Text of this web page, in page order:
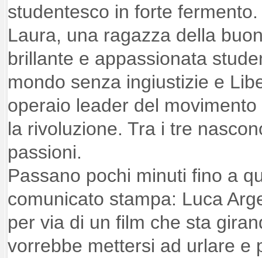
studentesco in forte fermento.
Laura, una ragazza della
brillante e appassionata
mondo senza ingiustizie e
operaio leader del
la rivoluzione. Tra i tre
passioni.
Passano pochi minuti fino a
comunicato stampa: Luca
per via di un film che sta
vorrebbe mettersi ad urlare e